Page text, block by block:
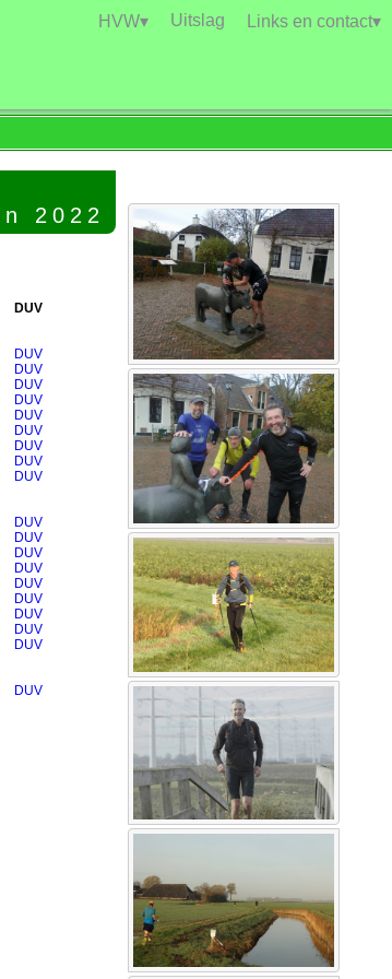
HVW▾ Uitslag Links en contact▾
2022
DUV
DUV
DUV
DUV
DUV
DUV
DUV
DUV
DUV
DUV
DUV
DUV
DUV
DUV
DUV
DUV
DUV
DUV
DUV
DUV